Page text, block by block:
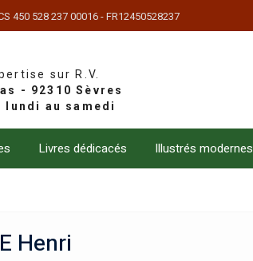
450 528 237 00016 - FR12450528237
sur R.V.
Livres dédicacés Illustrés modernes
Henri